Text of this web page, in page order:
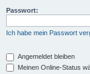
Passwort:
Ich habe mein Passwort
Angemeldet bleiben
Meinen Online-Status